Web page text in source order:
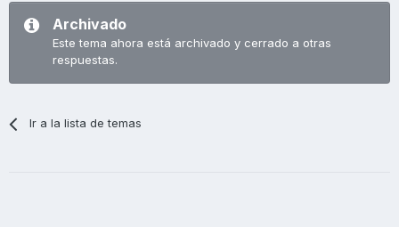
Archivado
Este tema ahora está archivado y cerrado a otras
respuestas.
Ir a la lista de temas